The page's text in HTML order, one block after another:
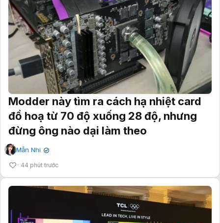
Modder này tìm ra cách hạ nhiệt card
đồ hoạ từ 70 độ xuống 28 độ, nhưng
đừng ông nào dại làm theo
Mẫn Nhi ✔
44 phút trước